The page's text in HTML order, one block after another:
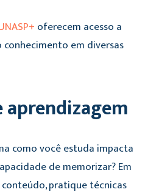
oferecem acesso a
em diversas
como você estuda impacta
de memorizar? Em
pratique técnicas